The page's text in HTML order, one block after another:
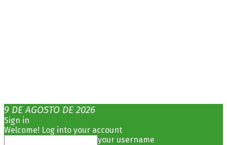
9 DE AGOSTO DE 2026
Sign in
Welcome! Log into your account
your username